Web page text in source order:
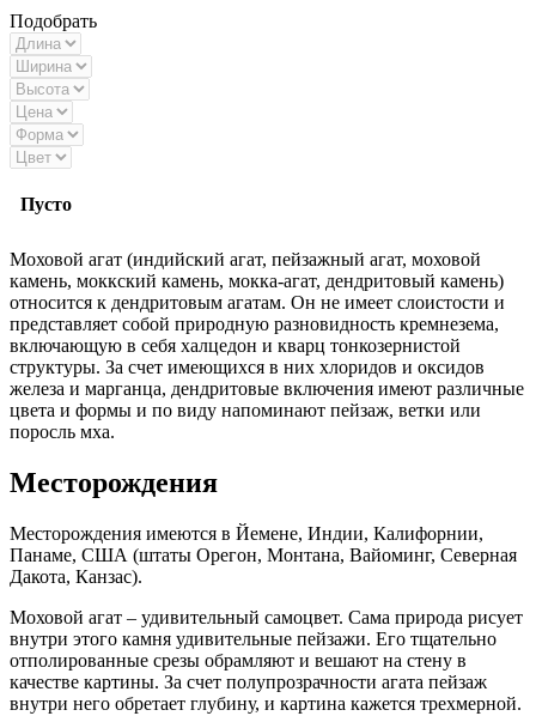
Подобрать
Пусто
Моховой агат (индийский агат, пейзажный агат, моховой
камень, моккский камень, мокка-агат, дендритовый камень)
относится к дендритовым агатам. Он не имеет слоистости и
представляет собой природную разновидность кремнезема,
включающую в себя халцедон и кварц тонкозернистой
структуры. За счет имеющихся в них хлоридов и оксидов
железа и марганца, дендритовые включения имеют различные
цвета и формы и по виду напоминают пейзаж, ветки или
поросль мха.
Месторождения
Месторождения имеются в Йемене, Индии, Калифорнии,
Панаме, США (штаты Орегон, Монтана, Вайоминг, Северная
Дакота, Канзас).
Моховой агат – удивительный самоцвет. Сама природа рисует
внутри этого камня удивительные пейзажи. Его тщательно
отполированные срезы обрамляют и вешают на стену в
качестве картины. За счет полупрозрачности агата пейзаж
внутри него обретает глубину, и картина кажется трехмерной.